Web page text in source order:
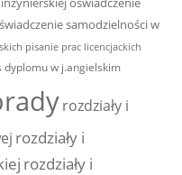
samodzielności w
pisanie prac licencjackich
dyplomu w j.angielskim
rozdziały i
rozdziały i
rozdziały i